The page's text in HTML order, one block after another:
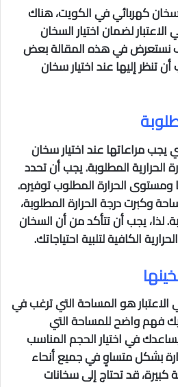
سخان كهربائي في الكويت، هناك
لضمان اختيار السخان
نستعرض في هذه المقالة بعض
تنظر إليها عند اختيار سخان
يجب مراعاتها عند اختيار سخان
الحرارية المطلوبة. يجب أن تحدد
ومستوى الحرارة المطلوب توفيره.
وكبرت درجة الحرارة المطلوبة،
لذا، يجب أن تتأكد من أن السخان
الكافية لتلبية احتياجاتك.
هو المساحة التي ترغب في
فهم واضح للمساحة التي
في اختيار الحجم المناسب
بشكل متساوٍ في جميع أنحاء
كبيرة، قد تحتاج إلى سخانات